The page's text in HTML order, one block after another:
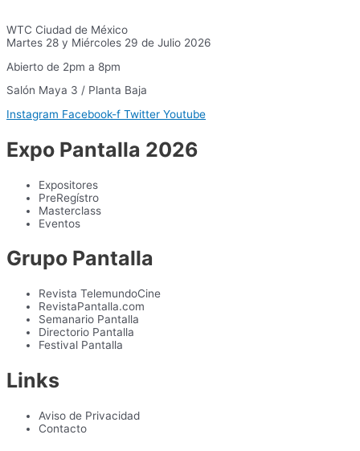
WTC Ciudad de México
Martes 28 y Miércoles 29 de Julio 2026
Abierto de 2pm a 8pm
Salón Maya 3 / Planta Baja
Instagram Facebook-f Twitter Youtube
Expo Pantalla 2026
Expositores
PreRegístro
Masterclass
Eventos
Grupo Pantalla
Revista TelemundoCine
RevistaPantalla.com
Semanario Pantalla
Directorio Pantalla
Festival Pantalla
Links
Aviso de Privacidad
Contacto